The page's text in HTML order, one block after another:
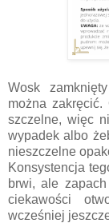
Wosk
można
szczelne, więc
wypadek albo
nieszczelne
Konsystencja
brwi, ale
ciekawości
wcześniej